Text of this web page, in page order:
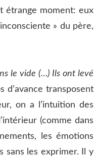
étrange moment: eux
» du père,
le vide (…) Ils ont levé
d’avance transposent
on a l’intuition des
(comme dans
les émotions
sans les exprimer. Il y